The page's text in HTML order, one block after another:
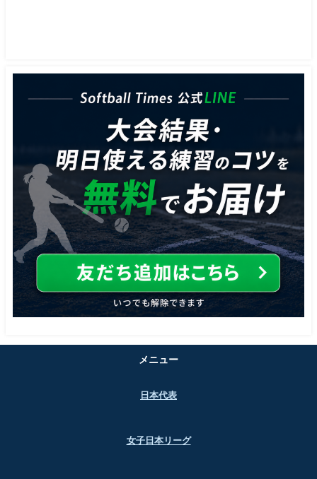
メニュー
日本代表
女子日本リーグ